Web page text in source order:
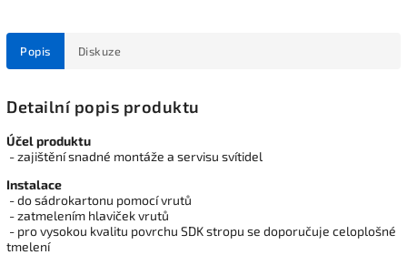
Popis Diskuze
Detailní popis produktu
Účel produktu
- zajištění snadné montáže a servisu svítidel
Instalace
- do sádrokartonu pomocí vrutů
- zatmelením hlaviček vrutů
- pro vysokou kvalitu povrchu SDK stropu se doporučuje celoplošné
tmelení